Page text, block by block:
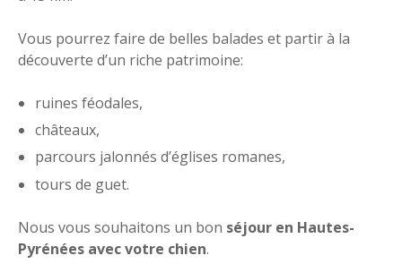
Vous pourrez faire de belles balades et partir à la
découverte d’un riche patrimoine:
ruines féodales,
châteaux,
parcours jalonnés d’églises romanes,
tours de guet.
Nous vous souhaitons un bon séjour en Hautes-
Pyrénées avec votre chien.